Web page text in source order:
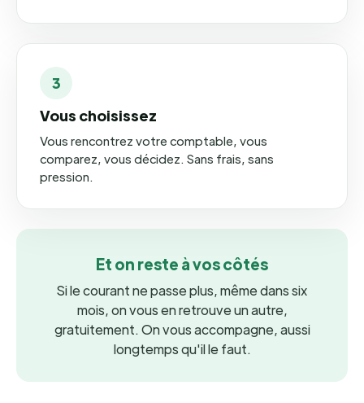
3
Vous choisissez
Vous rencontrez votre comptable, vous
comparez, vous décidez. Sans frais, sans
pression.
Et on reste à vos côtés
Si le courant ne passe plus, même dans six
mois, on vous en retrouve un autre,
gratuitement. On vous accompagne, aussi
longtemps qu'il le faut.